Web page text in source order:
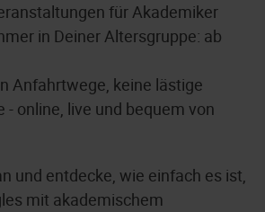
für Akademiker
in Deiner Altersgruppe: ab
Anfahrtwege, keine lästige
- online, live und bequem von
und entdecke, wie einfach es ist,
mit akademischem